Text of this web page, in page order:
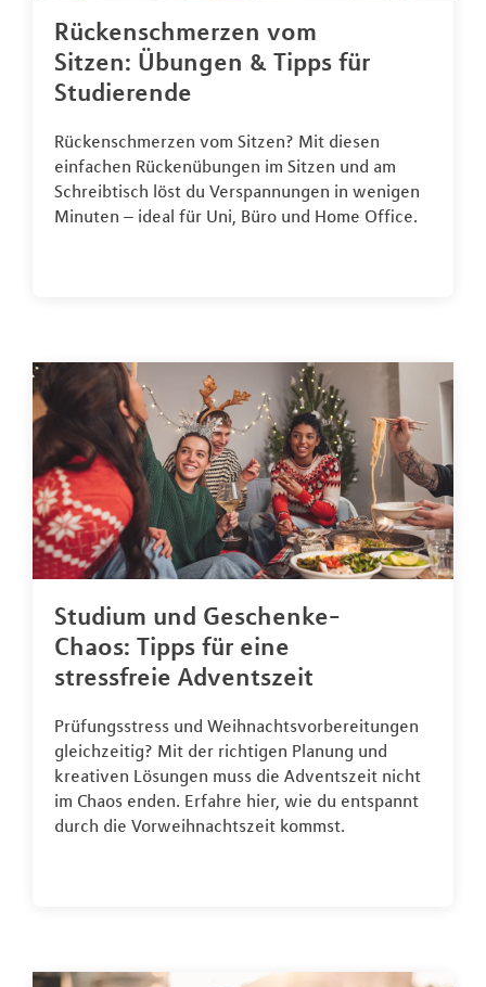
Rückenschmerzen vom
Sitzen: Übungen & Tipps für
Studierende
Rückenschmerzen vom Sitzen? Mit diesen
einfachen Rückenübungen im Sitzen und am
Schreibtisch löst du Verspannungen in wenigen
Minuten – ideal für Uni, Büro und Home Office.
Studium und Geschenke-
Chaos: Tipps für eine
stressfreie Adventszeit
Prüfungsstress und Weihnachtsvorbereitungen
gleichzeitig? Mit der richtigen Planung und
kreativen Lösungen muss die Adventszeit nicht
im Chaos enden. Erfahre hier, wie du entspannt
durch die Vorweihnachtszeit kommst.